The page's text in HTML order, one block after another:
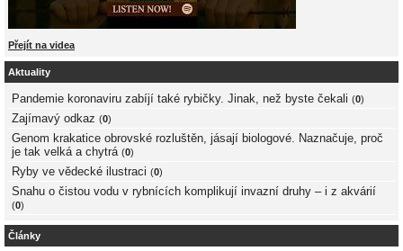
Přejít na videa
Aktuality
Pandemie koronaviru zabíjí také rybičky. Jinak, než byste čekali (0)
Zajímavý odkaz (0)
Genom krakatice obrovské rozluštěn, jásají biologové. Naznačuje, proč
je tak velká a chytrá (0)
Ryby ve vědecké ilustraci (0)
Snahu o čistou vodu v rybnících komplikují invazní druhy – i z akvárií
(0)
Články